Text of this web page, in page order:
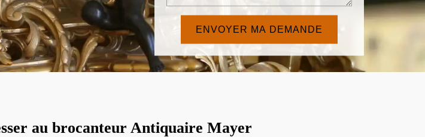
au brocanteur Antiquaire Mayer